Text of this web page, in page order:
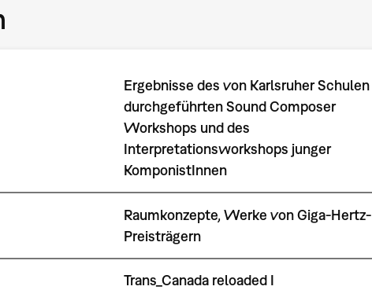
Ergebnisse des von Karlsruher Schulen
durchgeführten Sound Composer
Workshops und des
Interpretationsworkshops junger
KomponistInnen
Raumkonzepte, Werke von Giga-Hertz-
Preisträgern
Trans_Canada reloaded I